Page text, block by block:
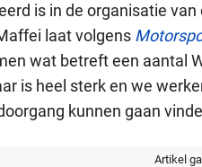
is in de organisatie
laat volgens
wat betreft een aantal
is heel sterk en we
kunnen gaan
Artikel